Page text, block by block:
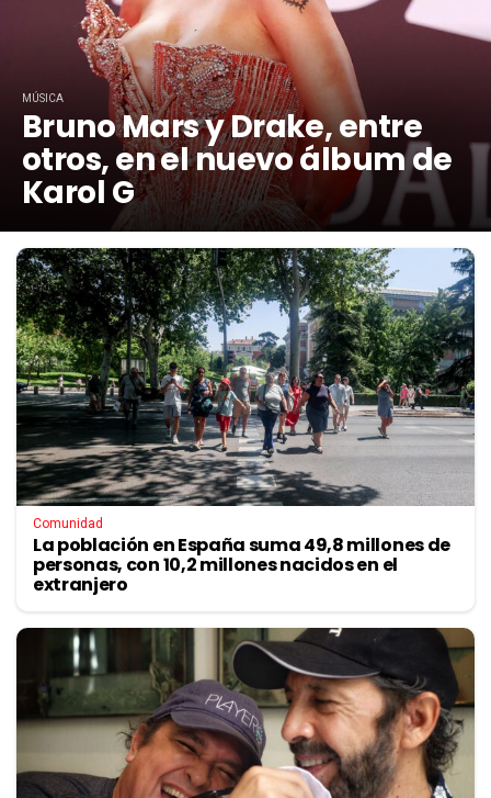
MÚSICA
Bruno Mars y Drake, entre
otros, en el nuevo álbum de
Karol G
Comunidad
La población en España suma 49,8 millones de
personas, con 10,2 millones nacidos en el
extranjero